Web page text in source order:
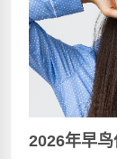
2026年早